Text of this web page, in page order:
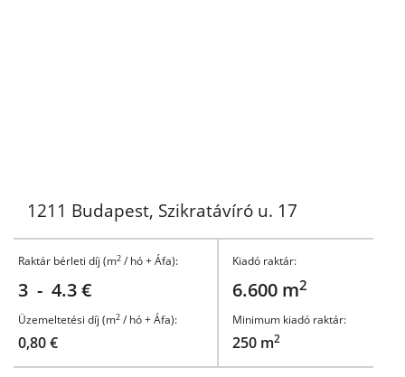
1211 Budapest, Szikratávíró u. 17
Raktár bérleti díj (m2 / hó + Áfa):
3 - 4.3 €
Üzemeltetési díj (m2 / hó + Áfa):
0,80 €
Kiadó raktár:
6.600 m2
Minimum kiadó raktár:
250 m2